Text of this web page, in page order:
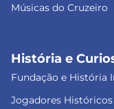
Músicas do Cruzeiro
História e
Fundação e História
Jogadores Históricos